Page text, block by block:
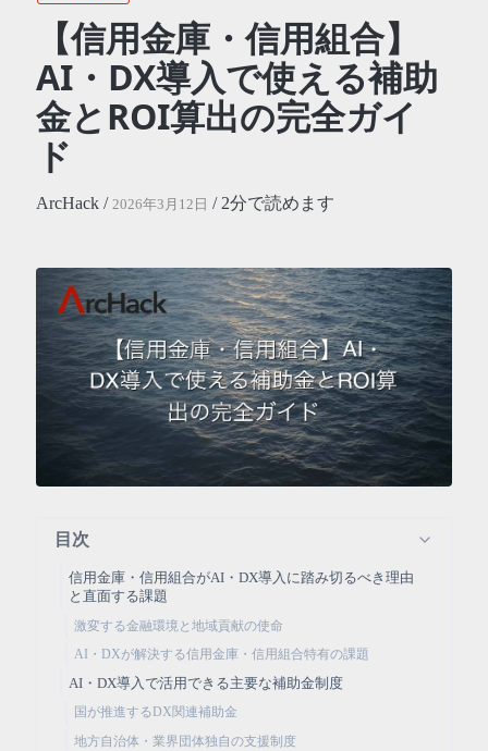
【信用金庫・信用組合】
AI・DX導入で使える補助
金とROI算出の完全ガイ
ド
ArcHack / 2026年3月12日 / 2分で読めます
目次
信用金庫・信用組合がAI・DX導入に踏み切るべき理由
と直面する課題
激変する金融環境と地域貢献の使命
AI・DXが解決する信用金庫・信用組合特有の課題
AI・DX導入で活用できる主要な補助金制度
国が推進するDX関連補助金
地方自治体・業界団体独自の支援制度